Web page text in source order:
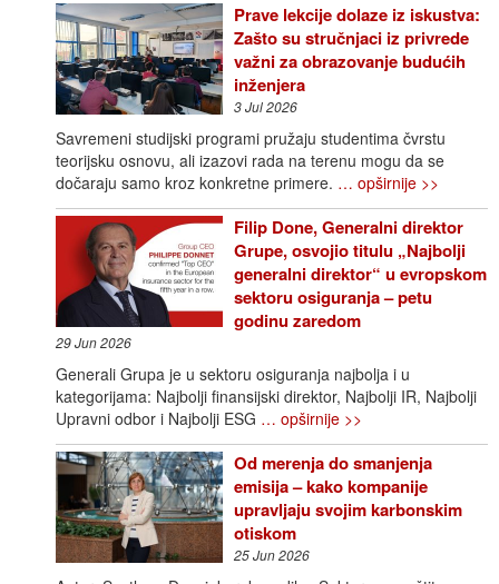
Prave lekcije dolaze iz iskustva:
Zašto su stručnjaci iz privrede
važni za obrazovanje budućih
inženjera
3 Jul 2026
Savremeni studijski programi pružaju studentima čvrstu
teorijsku osnovu, ali izazovi rada na terenu mogu da se
dočaraju samo kroz konkretne primere. … opširnije >>
Filip Done, Generalni direktor
Grupe, osvojio titulu „Najbolji
generalni direktor“ u evropskom
sektoru osiguranja – petu
godinu zaredom
29 Jun 2026
Generali Grupa je u sektoru osiguranja najbolja i u
kategorijama: Najbolji finansijski direktor, Najbolji IR, Najbolji
Upravni odbor i Najbolji ESG … opširnije >>
Od merenja do smanjenja
emisija – kako kompanije
upravljaju svojim karbonskim
otiskom
25 Jun 2026